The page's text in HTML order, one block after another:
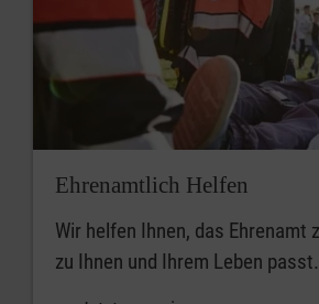
Ehrenamtlich Helfen
Wir helfen Ihnen, das Ehrenamt
zu Ihnen und Ihrem Leben passt.